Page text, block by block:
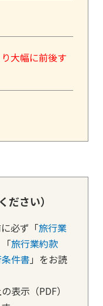
大幅に前後す
ださい）
必ず「旅行業
「旅行業約款
件書 」をお読
表示（PDF）